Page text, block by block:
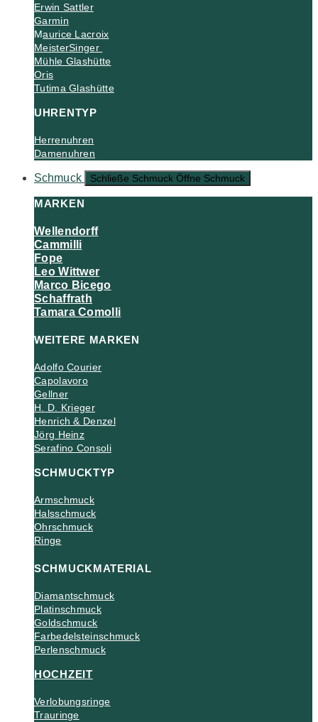
Erwin Sattler
Garmin
Maurice Lacroix
MeisterSinger
Mühle Glashütte
Oris
Tutima Glashütte
UHRENTYP
Herrenuhren
Damenuhren
Schmuck Schließe Schmuck Öffne Schmuck
MARKEN
Wellendorff
Cammilli
Fope
Leo Wittwer
Marco Bicego
Schaffrath
Tamara Comolli
WEITERE MARKEN
Adolfo Courier
Capolavoro
Gellner
H. D. Krieger
Henrich & Denzel
Jörg Heinz
Serafino Consoli
SCHMUCKTYP
Armschmuck
Halsschmuck
Ohrschmuck
Ringe
SCHMUCKMATERIAL
Diamantschmuck
Platinschmuck
Goldschmuck
Farbedelsteinschmuck
Perlenschmuck
HOCHZEIT
Verlobungsringe
Trauringe